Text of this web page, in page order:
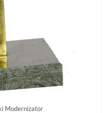
Modernizator